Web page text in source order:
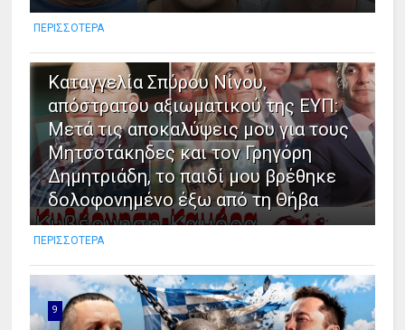
ΠΕΡΙΣΣΟΤΕΡΑ
Καταγγελία Σπύρου Νίνου,
απόστρατου αξιωματικού της ΕΥΠ:
Μετά τις αποκαλύψεις μου για τους
Μητσοτάκηδες και τον Γρηγόρη
Δημητριάδη, το παιδί μου βρέθηκε
δολοφονημένο έξω από τη Θήβα
ΠΕΡΙΣΣΟΤΕΡΑ
9